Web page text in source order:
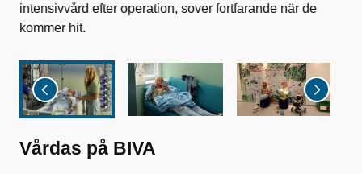
intensivvård efter operation, sover fortfarande när de
kommer hit.
Vårdas på BIVA